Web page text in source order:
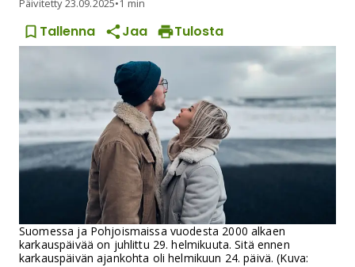
Päivitetty23.09.2025•1 min
Tallenna Jaa Tulosta
Suomessa ja Pohjoismaissa vuodesta 2000 alkaen
karkauspäivää on juhlittu 29. helmikuuta. Sitä ennen
karkauspäivän ajankohta oli helmikuun 24. päivä. (Kuva: